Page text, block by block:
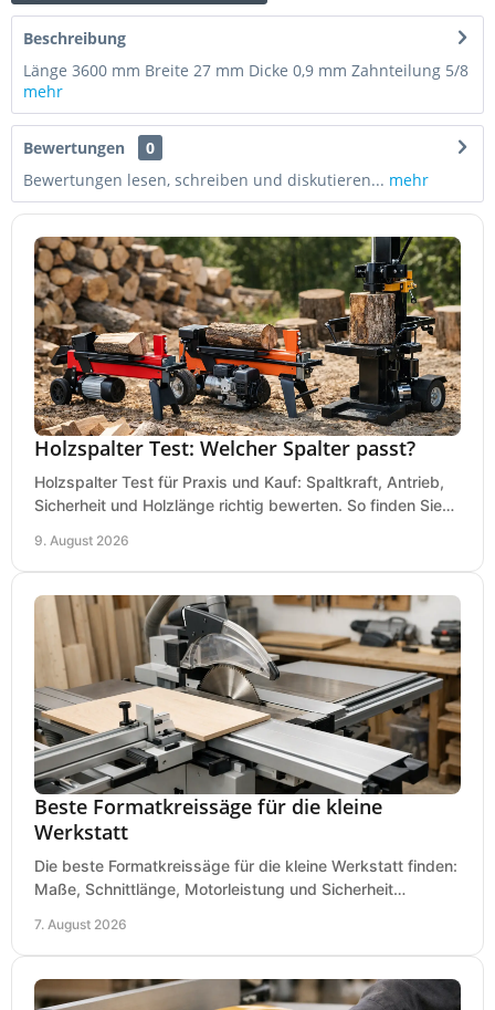
Beschreibung
Länge 3600 mm Breite 27 mm Dicke 0,9 mm Zahnteilung 5/8
mehr
Bewertungen
0
Bewertungen lesen, schreiben und diskutieren... mehr
Holzspalter Test: Welcher Spalter passt?
Holzspalter Test für Praxis und Kauf: Spaltkraft, Antrieb,
Sicherheit und Holzlänge richtig bewerten. So finden Sie
9. August 2026
Beste Formatkreissäge für die kleine
Werkstatt
Die beste Formatkreissäge für die kleine Werkstatt finden:
Maße, Schnittlänge, Motorleistung und Sicherheit
7. August 2026